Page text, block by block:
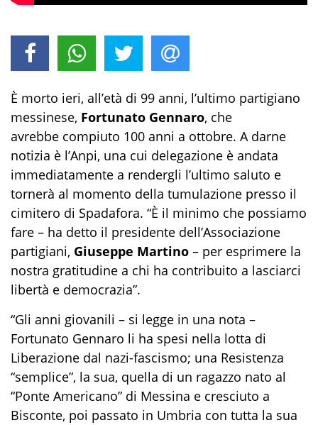
È morto ieri, all’età di 99 anni, l’ultimo partigiano
messinese, Fortunato Gennaro, che
avrebbe compiuto 100 anni a ottobre. A darne
notizia è l’Anpi, una cui delegazione è andata
immediatamente a rendergli l’ultimo saluto e
tornerà al momento della tumulazione presso il
cimitero di Spadafora. “È il minimo che possiamo
fare – ha detto il presidente dell’Associazione
partigiani, Giuseppe Martino – per esprimere la
nostra gratitudine a chi ha contribuito a lasciarci
libertà e democrazia”.
“Gli anni giovanili – si legge in una nota –
Fortunato Gennaro li ha spesi nella lotta di
Liberazione dal nazi-fascismo; una Resistenza
“semplice”, la sua, quella di un ragazzo nato al
“Ponte Americano” di Messina e cresciuto a
Bisconte, poi passato in Umbria con tutta la sua